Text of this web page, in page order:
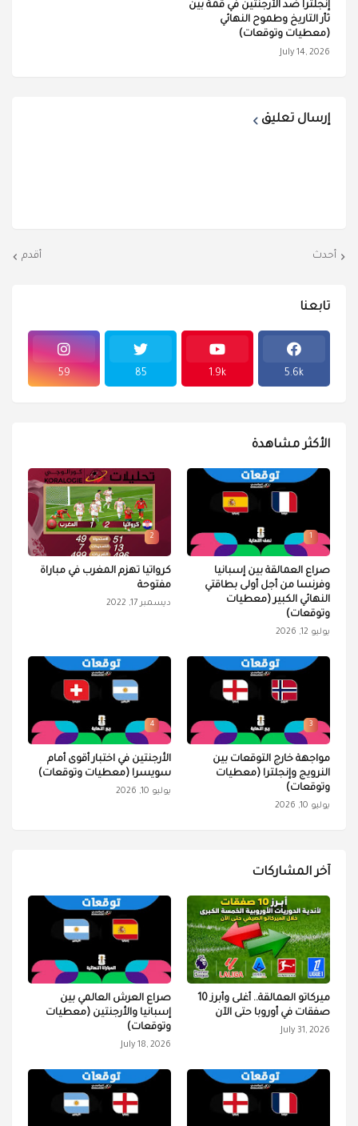
إنجلترا ضد الأرجنتين في قمة بين
ثأر التاريخ وطموح النهائي
(معطيات وتوقعات)
July 14, 2026
إرسال تعليق
أحدث أقدم
تابعنا
5.6k
1.9k
85
59
الأكثر مشاهدة
1
صراع العمالقة بين إسبانيا
وفرنسا من أجل أولى بطاقتي
النهائي الكبير (معطيات
وتوقعات)
يوليو 12, 2026
2
كرواتيا تهزم المغرب في مباراة
مفتوحة
ديسمبر 17, 2022
3
مواجهة خارج التوقعات بين
النرويج وإنجلترا (معطيات
وتوقعات)
يوليو 10, 2026
4
الأرجنتين في اختبار أقوى أمام
سويسرا (معطيات وتوقعات)
يوليو 10, 2026
آخر المشاركات
ميركاتو العمالقة.. أغلى وأبرز 10
صفقات في أوروبا حتى الآن
July 31, 2026
صراع العرش العالمي بين
إسبانيا والأرجنتين (معطيات
وتوقعات)
July 18, 2026